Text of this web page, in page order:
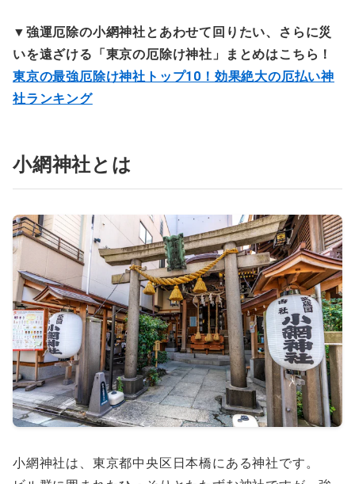
▼強運厄除の小網神社とあわせて回りたい、さらに災
いを遠ざける「東京の厄除け神社」まとめはこちら！
東京の最強厄除け神社トップ10！効果絶大の厄払い神
社ランキング
小網神社とは
小網神社は、東京都中央区日本橋にある神社です。